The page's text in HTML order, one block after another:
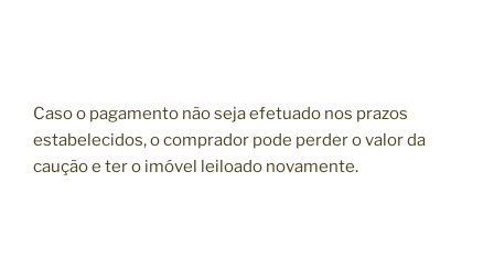
Caso o pagamento não seja efetuado nos prazos
estabelecidos, o comprador pode perder o valor da
caução e ter o imóvel leiloado novamente.